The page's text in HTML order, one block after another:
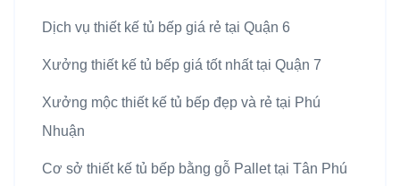
Dịch vụ thiết kế tủ bếp giá rẻ tại Quận 6
Xưởng thiết kế tủ bếp giá tốt nhất tại Quận 7
Xưởng mộc thiết kế tủ bếp đẹp và rẻ tại Phú
Nhuận
Cơ sở thiết kế tủ bếp bằng gỗ Pallet tại Tân Phú